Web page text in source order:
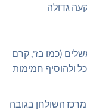
גדולה
(כמו בז', קרם
ולהוסיף חמימות
השולחן בגובה